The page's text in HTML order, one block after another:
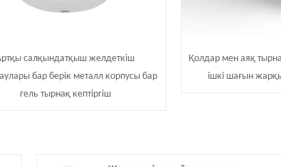
салқындатқыш желдеткіш
бар берік металл корпусы бар
гель тырнақ кептіргіш
Қолдар мен аяқ
ішкі шағын